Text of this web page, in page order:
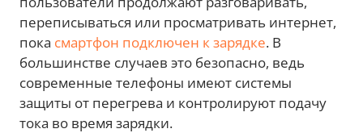
переписываться или просматривать интернет,
пока смартфон подключен к зарядке. В
большинстве случаев это безопасно, ведь
современные телефоны имеют системы
защиты от перегрева и контролируют подачу
тока во время зарядки.